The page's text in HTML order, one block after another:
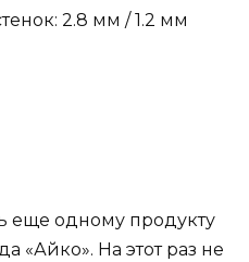
2.8 мм / 1.2 мм
еще одному продукту
«Айко». На этот раз не